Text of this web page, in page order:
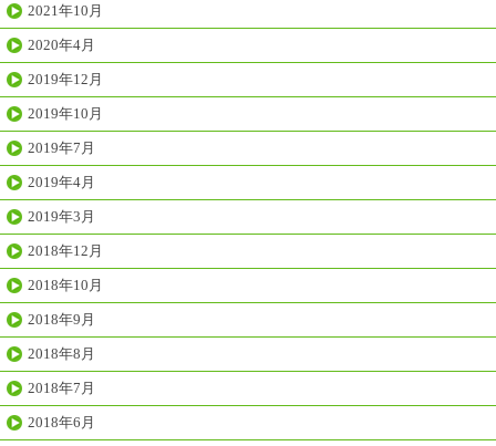
2021年10月
2020年4月
2019年12月
2019年10月
2019年7月
2019年4月
2019年3月
2018年12月
2018年10月
2018年9月
2018年8月
2018年7月
2018年6月